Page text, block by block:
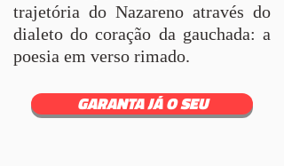
trajetória do Nazareno através do
dialeto do coração da gauchada: a
poesia em verso rimado.
GARANTA JÁ O SEU